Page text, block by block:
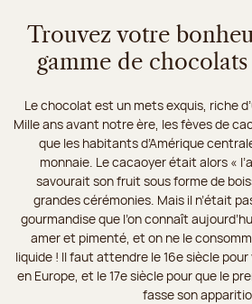
Trouvez votre
gamme de
Le chocolat est un mets exquis, riche
Mille ans avant notre ère, les fèves de
que les habitants d’Amérique
monnaie. Le cacaoyer était alors «
savourait son fruit sous forme de
grandes cérémonies. Mais il n’était
gourmandise que l’on connaît
amer et pimenté, et on ne le
liquide ! Il faut attendre le 16e siècle
en Europe, et le 17e siècle pour que le
fasse son